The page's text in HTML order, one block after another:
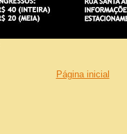
Página inicial